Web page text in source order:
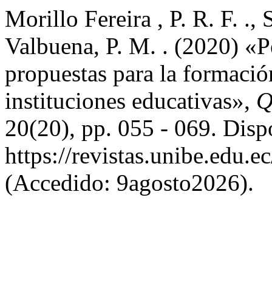
Morillo Fereira , P. R. F. .,
Valbuena, P. M. . (2020)
propuestas para la
instituciones educativas»,
20(20), pp. 055 - 069.
https://
(Accedido: 9agosto2026).